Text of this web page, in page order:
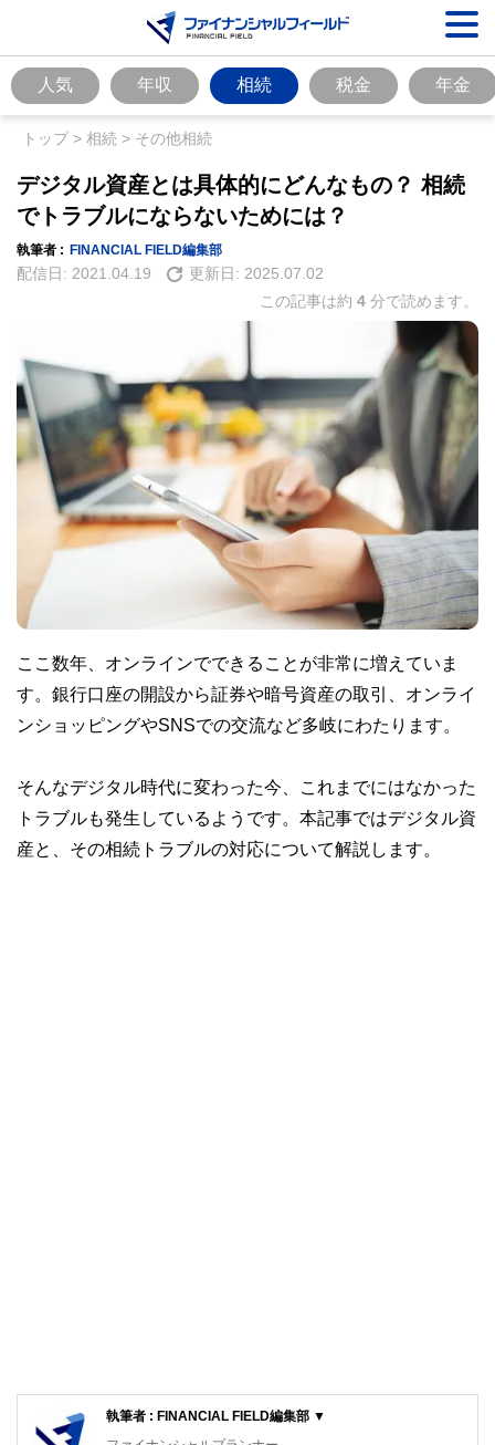
人気 年収 相続 税金 年金
トップ> 相続 > その他相続
デジタル資産とは具体的にどんなもの？ 相続
でトラブルにならないためには？
執筆者 : FINANCIAL FIELD編集部
配信日: 2021.04.19 更新日: 2025.07.02
この記事は約 4 分で読めます。
ここ数年、オンラインでできることが非常に増えていま
す。銀行口座の開設から証券や暗号資産の取引、オンライ
ンショッピングやSNSでの交流など多岐にわたります。
そんなデジタル時代に変わった今、これまでにはなかった
トラブルも発生しているようです。本記事ではデジタル資
産と、その相続トラブルの対応について解説します。
執筆者 : FINANCIAL FIELD編集部 ▼